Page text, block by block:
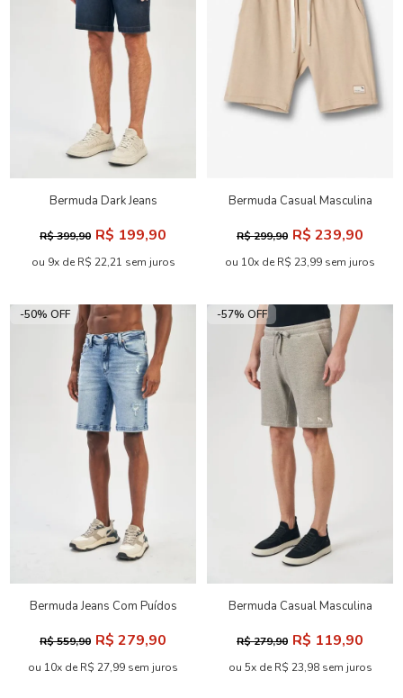
Bermuda Dark Jeans
R$ 399,90 R$ 199,90
ou 9x de R$ 22,21 sem juros
Bermuda Casual Masculina
R$ 299,90 R$ 239,90
ou 10x de R$ 23,99 sem juros
-50% OFF
Bermuda Jeans Com Puídos
R$ 559,90 R$ 279,90
ou 10x de R$ 27,99 sem juros
-57% OFF
Bermuda Casual Masculina
R$ 279,90 R$ 119,90
ou 5x de R$ 23,98 sem juros